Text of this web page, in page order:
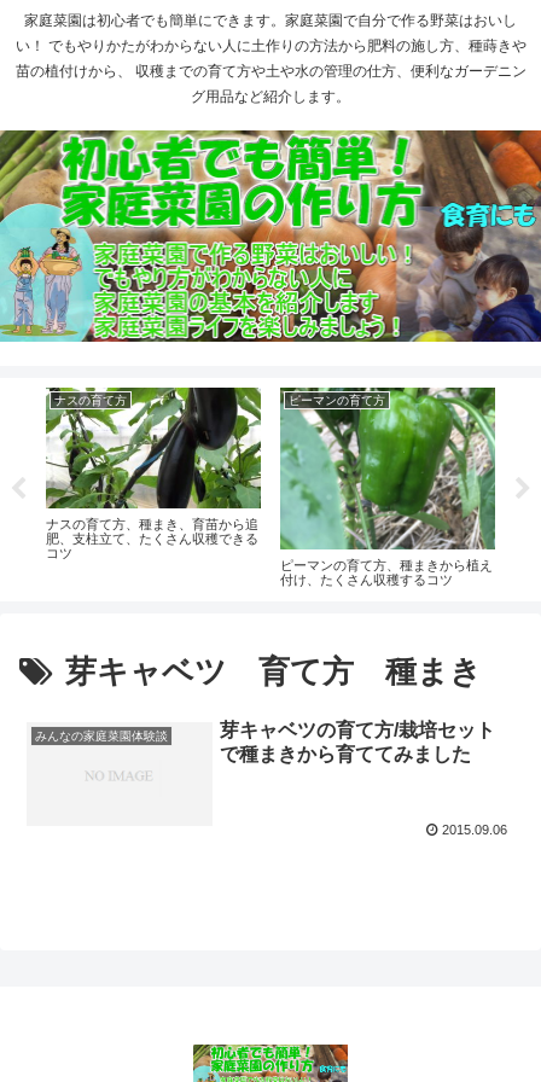
家庭菜園は初心者でも簡単にできます。家庭菜園で自分で作る野菜はおいし
い！ でもやりかたがわからない人に土作りの方法から肥料の施し方、種蒔きや
苗の植付けから、 収穫までの育て方や土や水の管理の仕方、便利なガーデニン
グ用品など紹介します。
ナスの育て方
ナスの育て方、種まき、育苗から追
肥、支柱立て、たくさん収穫できる
コツ
ピーマンの育て方
ピーマンの育て方、種まきから植え
付け、たくさん収穫するコツ
芽キャベツ 育て方 種まき
みんなの家庭菜園体験談
芽キャベツの育て方/栽培セット
で種まきから育ててみました
2015.09.06